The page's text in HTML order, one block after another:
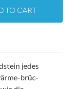
TO CART
jedes
brüc-